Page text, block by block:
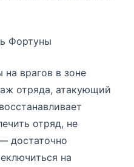
Фортуны
врагов в зоне
отряда, атакующий
отряд, не
достаточно
на